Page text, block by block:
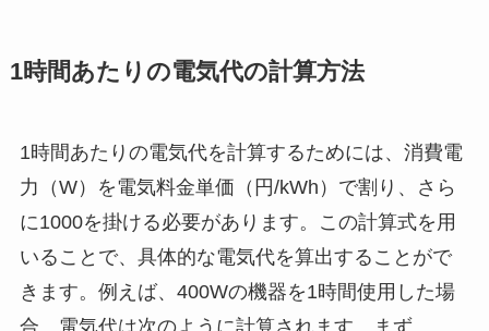
1時間あたりの電気代の計算方法
1時間あたりの電気代を計算するためには、消費電
力（W）を電気料金単価（円/kWh）で割り、さら
に1000を掛ける必要があります。この計算式を用
いることで、具体的な電気代を算出することがで
きます。例えば、400Wの機器を1時間使用した場